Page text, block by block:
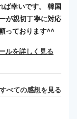
ば幸いです。 韓国
が親切丁寧に対応
っております^^
ルを詳しく見る
すべての感想を見る